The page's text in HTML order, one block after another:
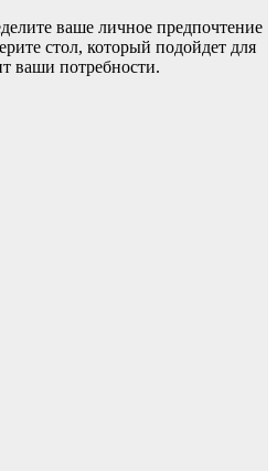
ваше личное предпочтение
стол, который подойдет для
ваши потребности.